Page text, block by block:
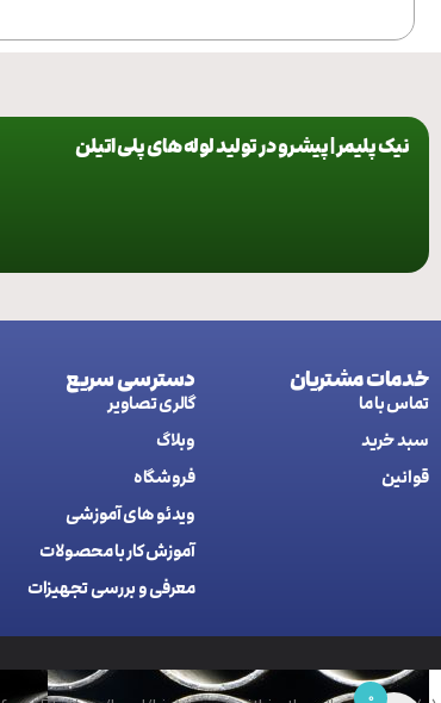
نیک پلیمر | پیشرو در تولید لوله های پلی اتیلن
خدمات مشتریان
تماس با ما
سبد خرید
قوانین
دسترسی سریع
گالری تصاویر
وبلاگ
فروشگاه
ويدئو های آموزشی
آموزش کار با محصولات
معرفی و بررسی تجهیزات